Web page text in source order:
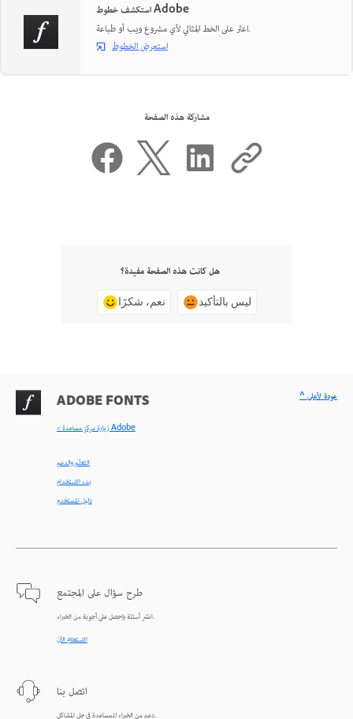
استكشف خطوط Adobe
اعثر على الخط المثالي لأي مشروع ويب أو طباعة.
استعرض الخطوط
مشاركة هذه الصفحة
هل كانت هذه الصفحة مفيدة؟
نعم، شكرًا ليس بالتأكيد
ADOBE FONTS
< زيارة مركز مساعدة Adobe
التعلّم والدعم
بدء الاستخدام
دليل المستخدم
طرح سؤال على المجتمع
انشر أسئلة واحصل على أجوبة من الخبراء.
الاستعلام الآن
اتصل بنا
دعم من الخبراء للمساعدة في حل المشاكل.
^ عودة لأعلى